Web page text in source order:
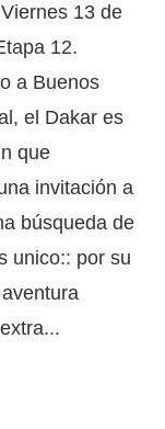
13 de
12.
a Buenos
el Dakar es
que
invitación a
búsqueda de
unico:: por su